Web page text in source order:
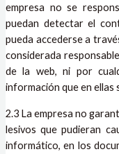
empresa no se
puedan detectar el
pueda accederse a
considerada
de la web, ni por
información que en ellas
2.3 La empresa no
lesivos que pudieran
informático, en los